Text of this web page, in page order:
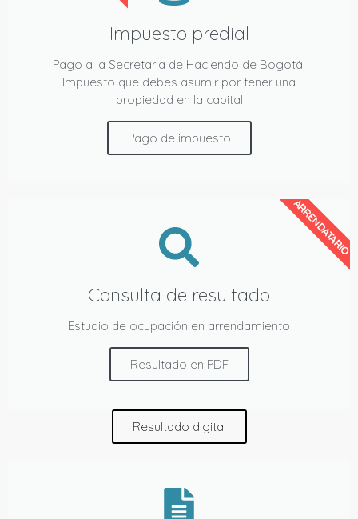
Impuesto predial
Pago a la Secretaria de Haciendo de Bogotá.
Impuesto que debes asumir por tener una
propiedad en la capital
Pago de impuesto
Consulta de resultado
Estudio de ocupación en arrendamiento
Resultado en PDF
ARRENDATARIO
Resultado digital